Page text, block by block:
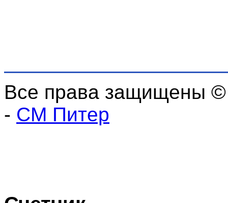
Все права защищены
- СМ Питер